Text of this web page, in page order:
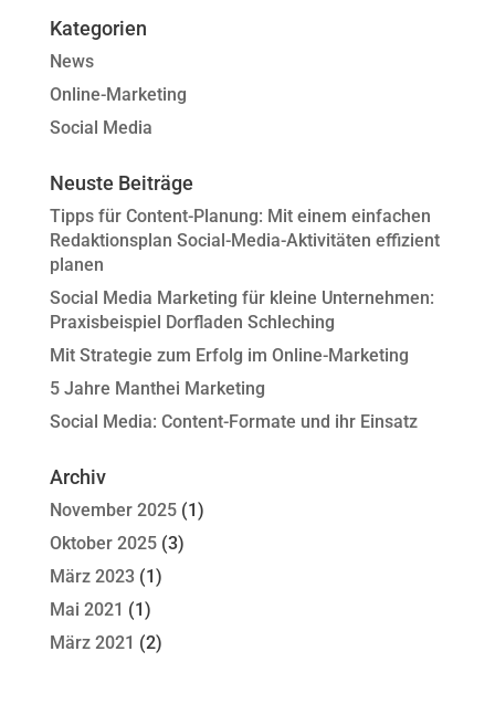
Kategorien
News
Online-Marketing
Social Media
Neuste Beiträge
Tipps für Content-Planung: Mit einem einfachen
Redaktionsplan Social-Media-Aktivitäten effizient
planen
Social Media Marketing für kleine Unternehmen:
Praxisbeispiel Dorfladen Schleching
Mit Strategie zum Erfolg im Online-Marketing
5 Jahre Manthei Marketing
Social Media: Content-Formate und ihr Einsatz
Archiv
November 2025(1)
Oktober 2025(3)
März 2023 (1)
Mai 2021 (1)
März 2021 (2)